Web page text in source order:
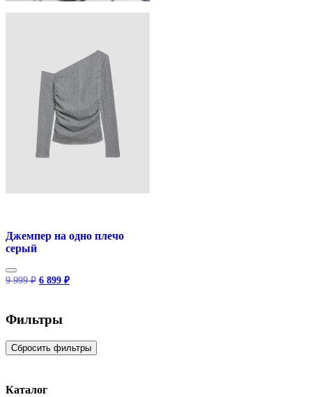
Джемпер на одно плечо
серый
9 999₽ Первоначальная
цена
999 ₽.
6 899 ₽Текущая
цена:
Фильтры
Сбросить фильтры
Каталог